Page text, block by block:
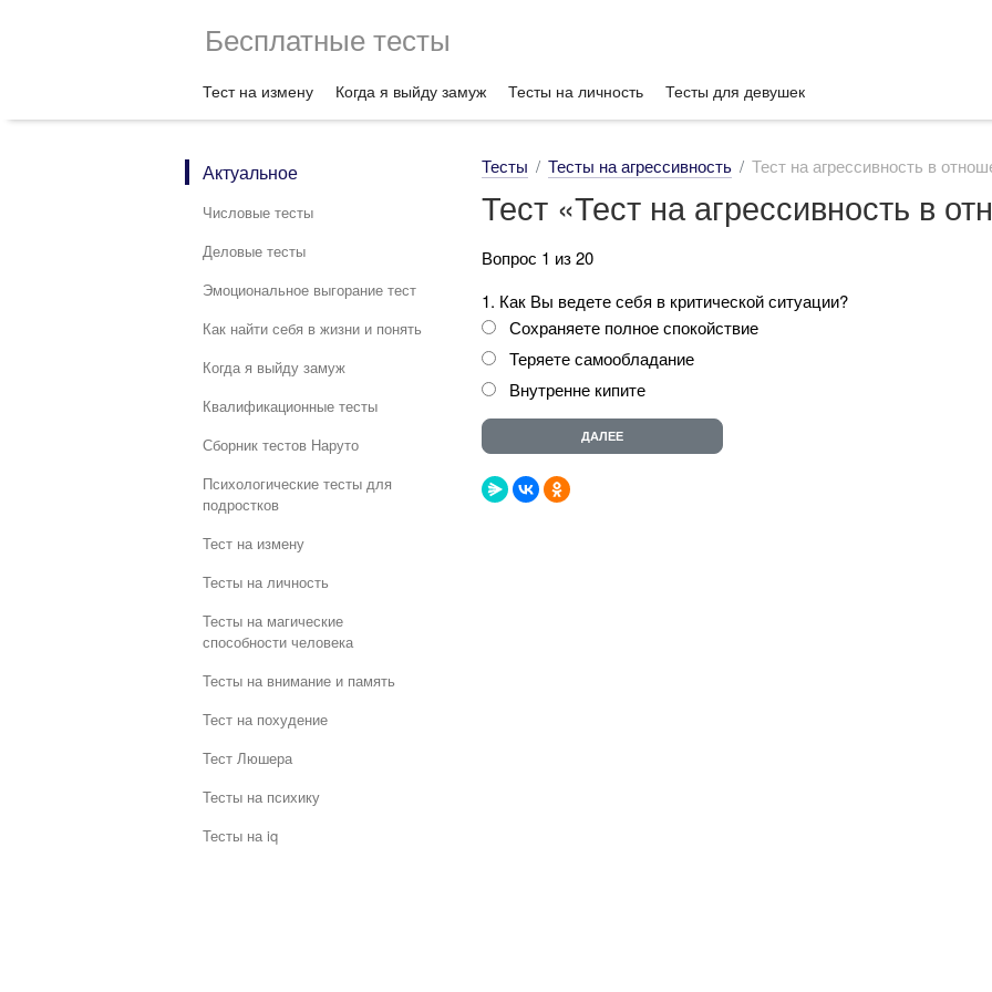
Бесплатные тесты
Тест на измену Когда я выйду замуж Тесты на личность Тесты для девушек
Актуальное
Числовые тесты
Деловые тесты
Эмоциональное выгорание тест
Как найти себя в жизни и понять
Когда я выйду замуж
Квалификационные тесты
Сборник тестов Наруто
Психологические тесты для
подростков
Тест на измену
Тесты на личность
Тесты на магические
способности человека
Тесты на внимание и память
Тест на похудение
Тест Люшера
Тесты на психику
Тесты на iq
Тесты Тесты на агрессивность Тест на агрессивность в
Тест «Тест на агрессивность в
Вопрос 1 из 20
1. Как Вы ведете себя в критической ситуации?
Сохраняете полное спокойствие
Теряете самообладание
Внутренне кипите